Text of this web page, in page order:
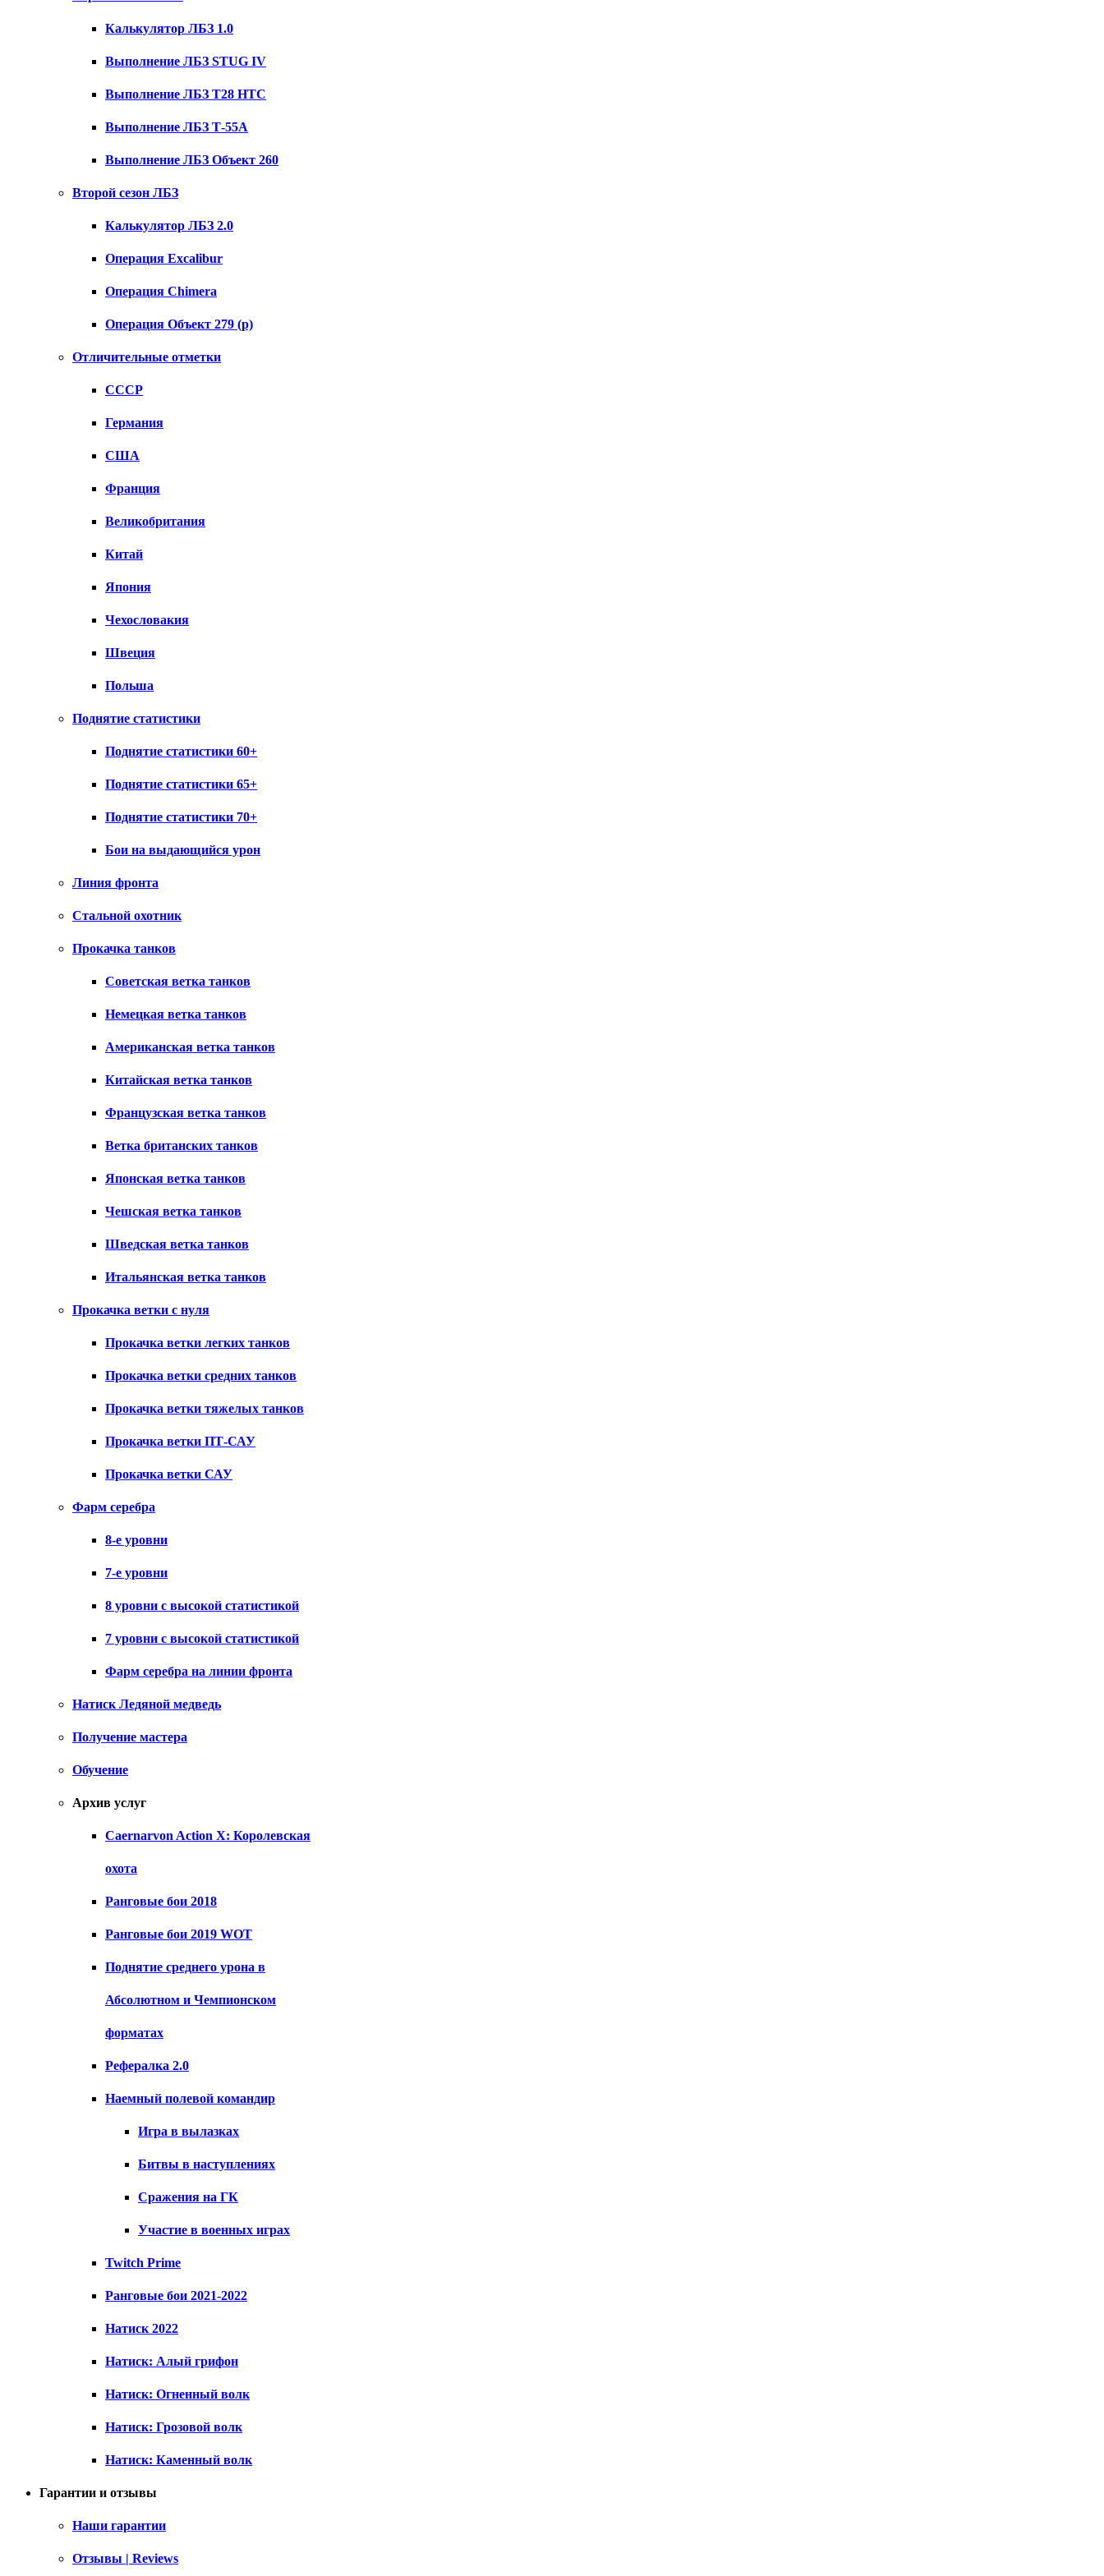
Калькулятор ЛБЗ 1.0
Выполнение ЛБЗ STUG IV
Выполнение ЛБЗ T28 HTC
Выполнение ЛБЗ Т-55А
Выполнение ЛБЗ Объект 260
Второй сезон ЛБЗ
Калькулятор ЛБЗ 2.0
Операция Excalibur
Операция Chimera
Операция Объект 279 (р)
Отличительные отметки
СССР
Германия
США
Франция
Великобритания
Китай
Япония
Чехословакия
Швеция
Польша
Поднятие статистики
Поднятие статистики 60+
Поднятие статистики 65+
Поднятие статистики 70+
Бои на выдающийся урон
Линия фронта
Стальной охотник
Прокачка танков
Советская ветка танков
Немецкая ветка танков
Американская ветка танков
Китайская ветка танков
Французская ветка танков
Ветка британских танков
Японская ветка танков
Чешская ветка танков
Шведская ветка танков
Итальянская ветка танков
Прокачка ветки с нуля
Прокачка ветки легких танков
Прокачка ветки средних танков
Прокачка ветки тяжелых танков
Прокачка ветки ПТ-САУ
Прокачка ветки САУ
Фарм серебра
8-е уровни
7-е уровни
8 уровни с высокой статистикой
7 уровни с высокой статистикой
Фарм серебра на линии фронта
Натиск Ледяной медведь
Получение мастера
Обучение
Архив услуг
Caernarvon Action X: Королевская
охота
Ранговые бои 2018
Ранговые бои 2019 WOT
Поднятие среднего урона в
Абсолютном и Чемпионском
форматах
Рефералка 2.0
Наемный полевой командир
Игра в вылазках
Битвы в наступлениях
Сражения на ГК
Участие в военных играх
Twitch Prime
Ранговые бои 2021-2022
Натиск 2022
Натиск: Алый грифон
Натиск: Огненный волк
Натиск: Грозовой волк
Натиск: Каменный волк
Гарантии и отзывы
Наши гарантии
Отзывы | Reviews